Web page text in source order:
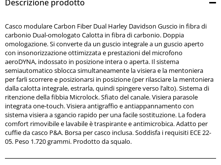
Borsa per casco inclusa.
Peso 1.720 grammi.
Prodotto da squalo.
Descrizione prodotto
Casco modulare Carbon Fiber Dual Harley Davidson Guscio in fibra di
carbonio Dual-omologato Calotta in fibra di carbonio. Doppia
omologazione. Si converte da un guscio integrale a un guscio aperto
con insonorizzazione ottimizzata e prestazioni del microfono
aeroDYNA, indossato in posizione intera o aperta. Il sistema
semiautomatico sblocca simultaneamente la visiera e la mentoniera
per farli scorrere e posizionarsi in posizione (per rilasciare la mentoniera
dalla calotta integrale, estrarla, quindi spingere verso l’alto). Sistema di
ritenzione della fibbia Microlock. Sfiato del canale. Visiera parasole
integrata one-touch. Visiera antigraffio e antiappannamento con
sistema visiera a sgancio rapido per una facile sostituzione. La fodera
comfort rimovibile e lavabile è traspirante e antimicrobica. Adatto per
cuffie da casco P&A. Borsa per casco inclusa. Soddisfa i requisiti ECE 22-
05. Peso 1.720 grammi. Prodotto da squalo.